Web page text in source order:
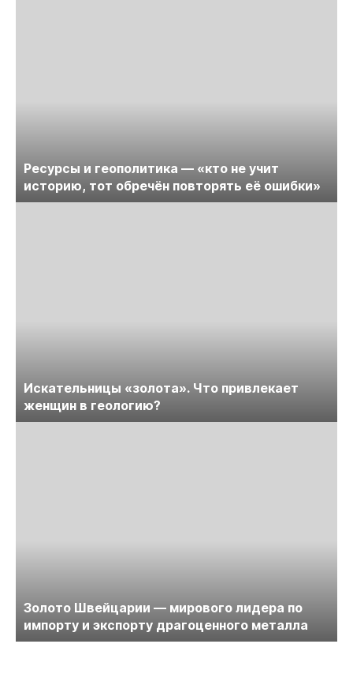
Ресурсы и геополитика — «кто не учит
историю, тот обречён повторять её ошибки»
Искательницы «золота». Что привлекает
женщин в геологию?
Золото Швейцарии — мирового лидера по
импорту и экспорту драгоценного металла